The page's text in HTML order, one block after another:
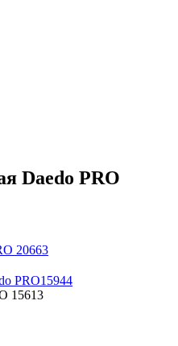
Daedo PRO
20663
PRO15944
15613